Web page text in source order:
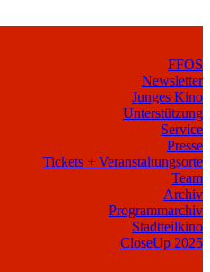
FFOS
Newsletter
Junges Kino
Unterstützung
Service
Presse
Tickets + Veranstaltungsorte
Team
Archiv
Programmarchiv
Stadtteilkino
CloseUp 2025